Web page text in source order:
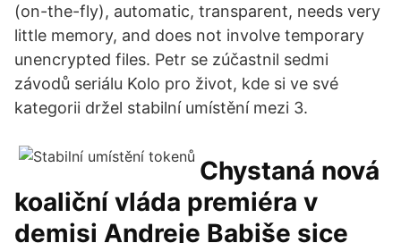
(on-the-fly), automatic, transparent, needs very
little memory, and does not involve temporary
unencrypted files. Petr se zúčastnil sedmi
závodů seriálu Kolo pro život, kde si ve své
kategorii držel stabilní umístění mezi 3.
Chystaná nová
koaliční vláda premiéra v
demisi Andreje Babiše sice